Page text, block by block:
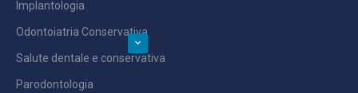
Implantologia
Odontoiatria Conservativa
Salute dentale e conservativa
Parodontologia